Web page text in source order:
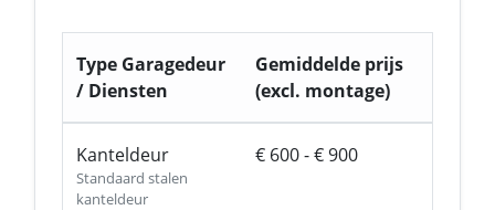
Type Garagedeur
/ Diensten
Gemiddelde prijs
(excl. montage)
Kanteldeur
Standaard stalen
kanteldeur
€ 600 - € 900